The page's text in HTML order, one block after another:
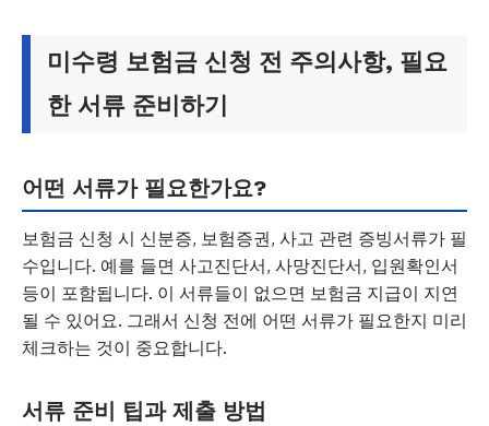
미수령 보험금 신청 전 주의사항, 필요
한 서류 준비하기
어떤 서류가 필요한가요?
보험금 신청 시 신분증, 보험증권, 사고 관련 증빙서류가 필
수입니다. 예를 들면 사고진단서, 사망진단서, 입원확인서
등이 포함됩니다. 이 서류들이 없으면 보험금 지급이 지연
될 수 있어요. 그래서 신청 전에 어떤 서류가 필요한지 미리
체크하는 것이 중요합니다.
서류 준비 팁과 제출 방법